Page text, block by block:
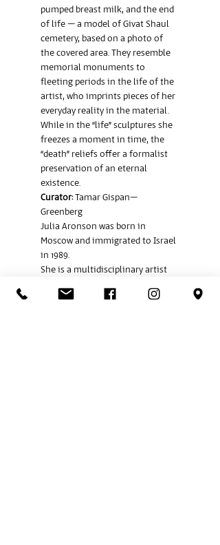
pumped breast milk, and the end
of life – a model of Givat Shaul
cemetery, based on a photo of
the covered area. They resemble
memorial monuments to
fleeting periods in the life of the
artist, who imprints pieces of her
everyday reality in the material.
While in the “life” sculptures she
freezes a moment in time, the
“death” reliefs offer a formalist
preservation of an eternal
existence.
Curator: Tamar Gispan–
Greenberg
Julia Aronson was born in
Moscow and immigrated to Israel
in 1989.
She is a multidisciplinary artist
who works with painting,
sculpture, and site-specific works.